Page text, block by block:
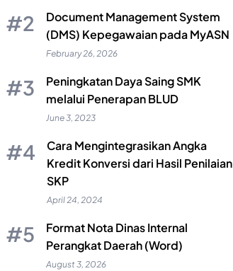
Document Management System
(DMS) Kepegawaian pada MyASN
February 26, 2026
Peningkatan Daya Saing SMK
melalui Penerapan BLUD
June 3, 2023
Cara Mengintegrasikan Angka
Kredit Konversi dari Hasil Penilaian
SKP
April 24, 2024
Format Nota Dinas Internal
Perangkat Daerah (Word)
August 3, 2026